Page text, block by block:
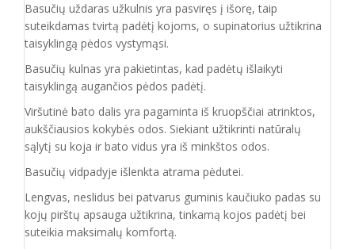
Basučių uždaras užkulnis yra pasviręs į išorę, taip
suteikdamas tvirtą padėtį kojoms, o supinatorius užtikrina
taisyklingą pėdos vystymąsi.
Basučių kulnas yra pakietintas, kad padėtų išlaikyti
taisyklingą augančios pėdos padėtį.
Viršutinė bato dalis yra pagaminta iš kruopščiai atrinktos,
aukščiausios kokybės odos. Siekiant užtikrinti natūralų
sąlytį su koja ir bato vidus yra iš minkštos odos.
Basučių vidpadyje išlenkta atrama pėdutei.
Lengvas, neslidus bei patvarus guminis kaučiuko padas su
kojų pirštų apsauga užtikrina, tinkamą kojos padėtį bei
suteikia maksimalų komfortą.